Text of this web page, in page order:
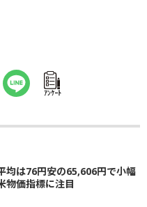
ｱﾝｹｰﾄ
均は76円安の65,606円で小幅
価指標に注目